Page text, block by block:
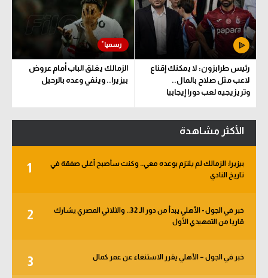
رئيس طرابزون: لا يمكنك إقناع
لاعب مثل صلاح بالمال..
وتريزيجيه لعب دورا إيجابيا
الزمالك يغلق الباب أمام عروض
بيزيرا.. وينفي وعده بالرحيل
الأكثر مشاهدة
1
بيزيرا: الزمالك لم يلتزم بوعده معي.. وكنت سأصبح أغلى صفقة في
تاريخ النادي
2
خبر في الجول - الأهلي يبدأ من دور الـ 32.. والثلاثي المصري يشارك
قاريا من التمهيدي الأول
3 خبر في الجول – الأهلي يقرر الاستنغاء عن عمر كمال